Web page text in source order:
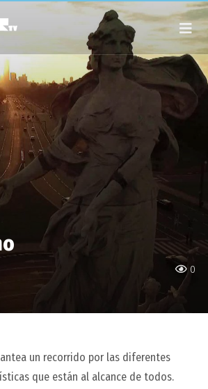
0
un recorrido por las diferentes
que están al alcance de todos.